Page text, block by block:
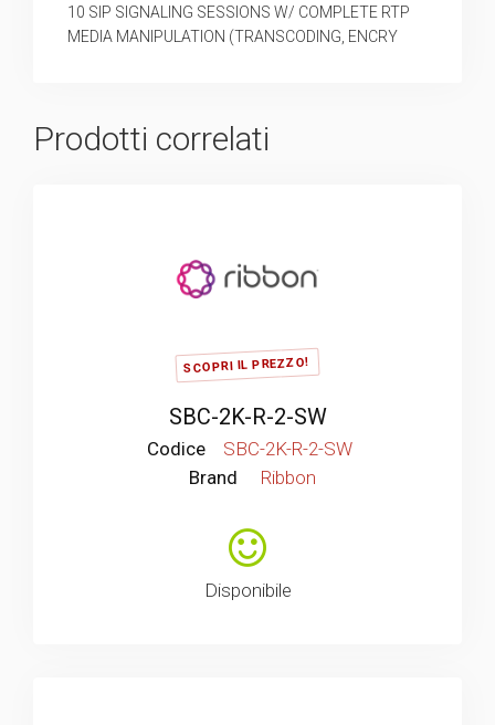
10 SIP SIGNALING SESSIONS W/ COMPLETE RTP
MEDIA MANIPULATION (TRANSCODING, ENCRY
Prodotti correlati
SCOPRI IL PREZZO!
SBC-2K-R-2-SW
Codice
SBC-2K-R-2-SW
Brand
Ribbon
Disponibile